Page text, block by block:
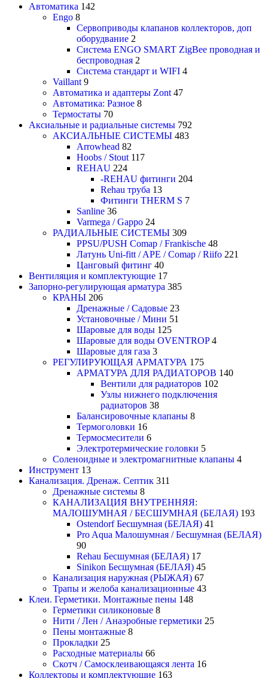
Автоматика 142
Engo 8
Сервоприводы клапанов коллекторов, доп
оборудвание 2
Система ENGO SMART ZigBee проводная и
беспроводная 2
Система стандарт и WIFI 4
Vaillant 9
Автоматика и адаптеры Zont 47
Автоматика: Разное 8
Термостаты 70
Аксиальные и радиальные системы 792
АКСИАЛЬНЫЕ СИСТЕМЫ 483
Arrowhead 82
Hoobs / Stout 117
REHAU 224
-REHAU фитинги 204
Rehau труба 13
Фитинги THERM S 7
Sanline 36
Varmega / Gappo 24
РАДИАЛЬНЫЕ СИСТЕМЫ 309
PPSU/PUSH Comap / Frankische 48
Латунь Uni-fitt / APE / Comap / Riifo 221
Цанговый фитинг 40
Вентиляция и комплектующие 17
Запорно-регулирующая арматура 385
КРАНЫ 206
Дренажные / Садовые 23
Установочные / Мини 51
Шаровые для воды 125
Шаровые для воды OVENTROP 4
Шаровые для газа 3
РЕГУЛИРУЮЩАЯ АРМАТУРА 175
АРМАТУРА ДЛЯ РАДИАТОРОВ 140
Вентили для радиаторов 102
Узлы нижнего подключения
радиаторов 38
Балансировочные клапаны 8
Термоголовки 16
Термосмесители 6
Электротермические головки 5
Соленоидные и электромагнитные клапаны 4
Инструмент 13
Канализация. Дренаж. Септик 311
Дренажные системы 8
КАНАЛИЗАЦИЯ ВНУТРЕННЯЯ:
МАЛОШУМНАЯ / БЕСШУМНАЯ (БЕЛАЯ) 193
Ostendorf Бесшумная (БЕЛАЯ) 41
Pro Aqua Малошумная / Бесшумная (БЕЛАЯ)
90
Rehau Бесшумная (БЕЛАЯ) 17
Sinikon Бесшумная (БЕЛАЯ) 45
Канализация наружная (РЫЖАЯ) 67
Трапы и желоба канализационные 43
Клеи. Герметики. Монтажные пены 148
Герметики силиконовые 8
Нити / Лен / Анаэробные герметики 25
Пены монтажные 8
Прокладки 25
Расходные материалы 66
Скотч / Самосклеивающаяся лента 16
Коллекторы и комплектующие 163